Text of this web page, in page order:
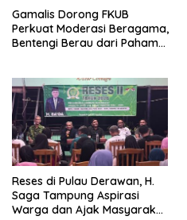
Gamalis Dorong FKUB
Perkuat Moderasi Beragama,
Bentengi Berau dari Paham
Reses di Pulau Derawan, H.
Saga Tampung Aspirasi
Warga dan Ajak Masyarakat